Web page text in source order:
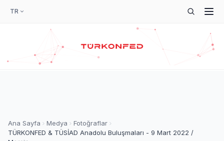
TR
Ana Sayfa Medya
Fotoğraflar
TÜRKONFED & TÜSİAD Anadolu Buluşmaları - 9 Mart 2022 /